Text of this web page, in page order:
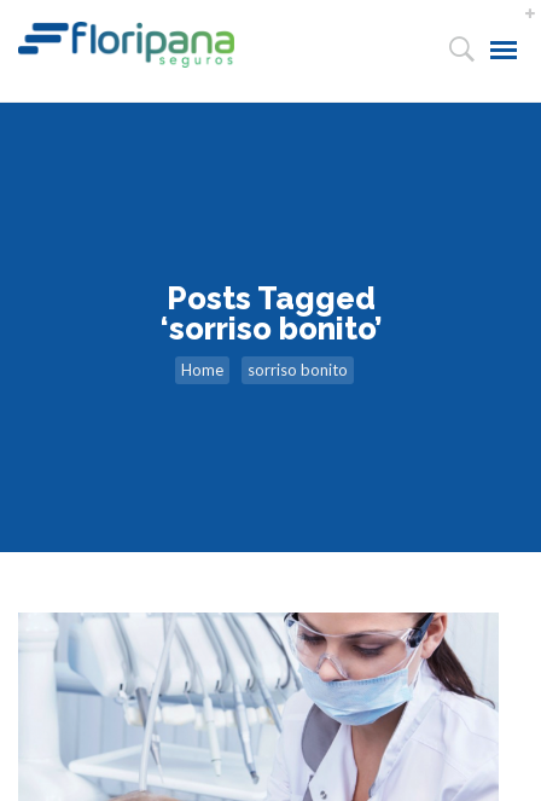
Posts Tagged
‘sorriso bonito’
Home sorriso bonito